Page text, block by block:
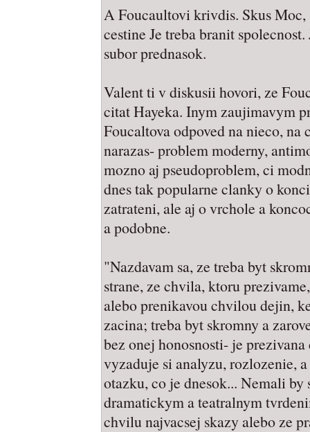
A Foucaultovi krivdis. Skus Moc,
cestine Je treba branit
subor prednasok.
Valent ti v diskusii hovori, ze
citat Hayeka. Inym zaujimavym
Foucaltova odpoved na nieco,
narazas- problem moderny,
mozno aj pseudoproblem, ci
dnes tak popularne clanky o
zatrateni, ale aj o vrchole a
a podobne.
"Nazdavam sa, ze treba byt
strane, ze chvila, ktoru
alebo prenikavou chvilou dejin,
zacina; treba byt skromny a
bez onej honosnosti- je
vyzaduje si analyzu, rozlozenie,
otazku, co je dnesok... Nemali by
dramatickym a teatralnym
chvilu najvacsej skazy alebo ze